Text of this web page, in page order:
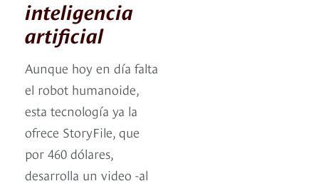
inteligencia
artificial
Aunque hoy en día falta
el robot humanoide,
esta tecnología ya la
ofrece StoryFile, que
por 460 dólares,
desarrolla un video -al